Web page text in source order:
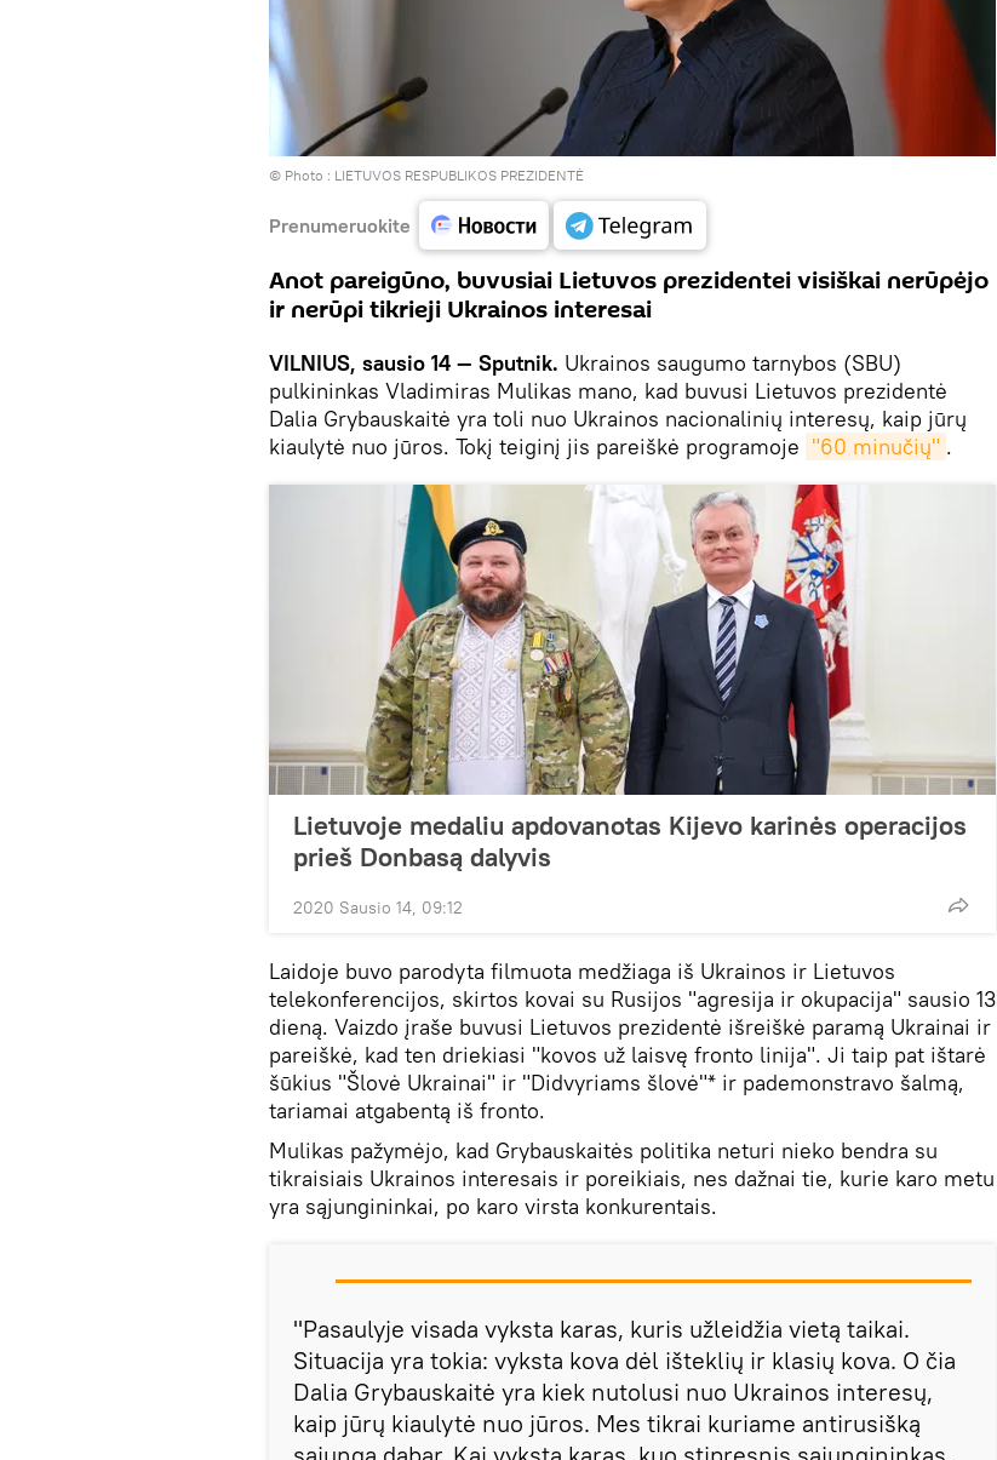
© Photo : LIETUVOS RESPUBLIKOS PREZIDENTĖ
Prenumeruokite
Anot pareigūno, buvusiai Lietuvos prezidentei visiškai nerūpėjo
ir nerūpi tikrieji Ukrainos interesai
VILNIUS, sausio 14 — Sputnik. Ukrainos saugumo tarnybos (SBU)
pulkininkas Vladimiras Mulikas mano, kad buvusi Lietuvos prezidentė
Dalia Grybauskaitė yra toli nuo Ukrainos nacionalinių interesų, kaip jūrų
kiaulytė nuo jūros. Tokį teiginį jis pareiškė programoje "60 minučių" .
Lietuvoje medaliu apdovanotas Kijevo karinės operacijos
prieš Donbasą dalyvis
2020 Sausio 14, 09:12
Laidoje buvo parodyta filmuota medžiaga iš Ukrainos ir Lietuvos
telekonferencijos, skirtos kovai su Rusijos "agresija ir okupacija" sausio 13
dieną. Vaizdo įraše buvusi Lietuvos prezidentė išreiškė paramą Ukrainai ir
pareiškė, kad ten driekiasi "kovos už laisvę fronto linija". Ji taip pat ištarė
šūkius "Šlovė Ukrainai" ir "Didvyriams šlovė"* ir pademonstravo šalmą,
tariamai atgabentą iš fronto.
Mulikas pažymėjo, kad Grybauskaitės politika neturi nieko bendra su
tikraisiais Ukrainos interesais ir poreikiais, nes dažnai tie, kurie karo metu
yra sąjungininkai, po karo virsta konkurentais.
"Pasaulyje visada vyksta karas, kuris užleidžia vietą taikai.
Situacija yra tokia: vyksta kova dėl išteklių ir klasių kova. O čia
Dalia Grybauskaitė yra kiek nutolusi nuo Ukrainos interesų,
kaip jūrų kiaulytė nuo jūros. Mes tikrai kuriame antirusišką